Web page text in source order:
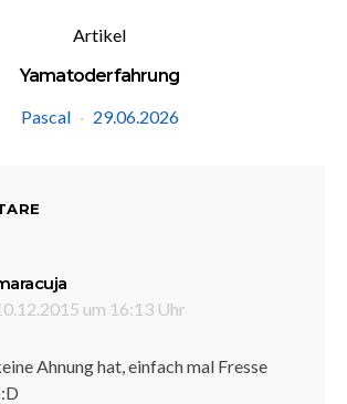
Artikel
Yamatoderfahrung
Pascal
29.06.2026
um 16:13 Uhr
Ahnung hat, einfach mal Fresse